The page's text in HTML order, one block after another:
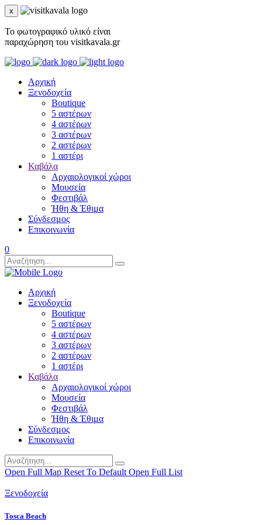
x
Το φωτογραφικό υλικό είναι
παραχώρηση του visitkavala.gr
Αρχική
Ξενοδοχεία
Boutique
5 αστέρων
4 αστέρων
3 αστέρων
2 αστέρων
1 αστέρι
Καβάλα
Αρχαιολογικοί χώροι
Μουσεία
Φεστιβάλ
Ήθη & Έθιμα
Σύνδεσμος
Επικοινωνία
0
Αρχική
Ξενοδοχεία
Boutique
5 αστέρων
4 αστέρων
3 αστέρων
2 αστέρων
1 αστέρι
Καβάλα
Αρχαιολογικοί χώροι
Μουσεία
Φεστιβάλ
Ήθη & Έθιμα
Σύνδεσμος
Επικοινωνία
Open Full Map Reset To Default Open Full List
Ξενοδοχεία
Tosca Beach